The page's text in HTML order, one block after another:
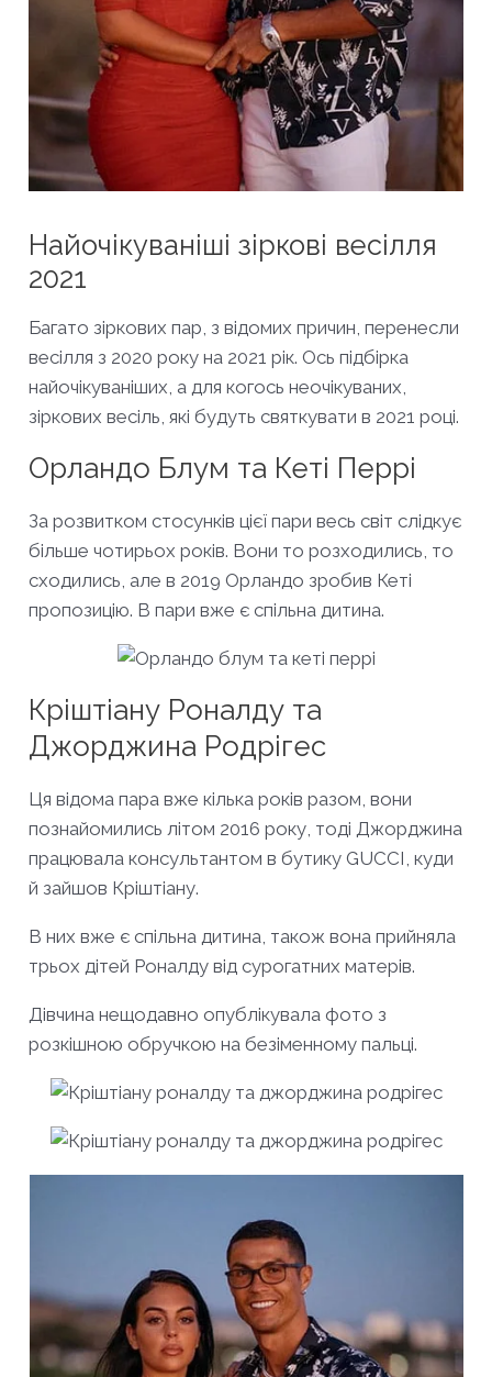
Найочікуваніші зіркові весілля
2021
Багато зіркових пар, з відомих причин, перенесли
весілля з 2020 року на 2021 рік. Ось підбірка
найочікуваніших, а для когось неочікуваних,
зіркових весіль, які будуть святкувати в 2021 році.
Орландо Блум та Кеті Перрі
За розвитком стосунків цієї пари весь світ слідкує
більше чотирьох років. Вони то розходились, то
сходились, але в 2019 Орландо зробив Кеті
пропозицію. В пари вже є спільна дитина.
Кріштіану Роналду та
Джорджина Родрігес
Ця відома пара вже кілька років разом, вони
познайомились літом 2016 року, тоді Джорджина
працювала консультантом в бутику GUCCI, куди
й зайшов Кріштіану.
В них вже є спільна дитина, також вона прийняла
трьох дітей Роналду від сурогатних матерів.
Дівчина нещодавно опублікувала фото з
розкішною обручкою на безіменному пальці.